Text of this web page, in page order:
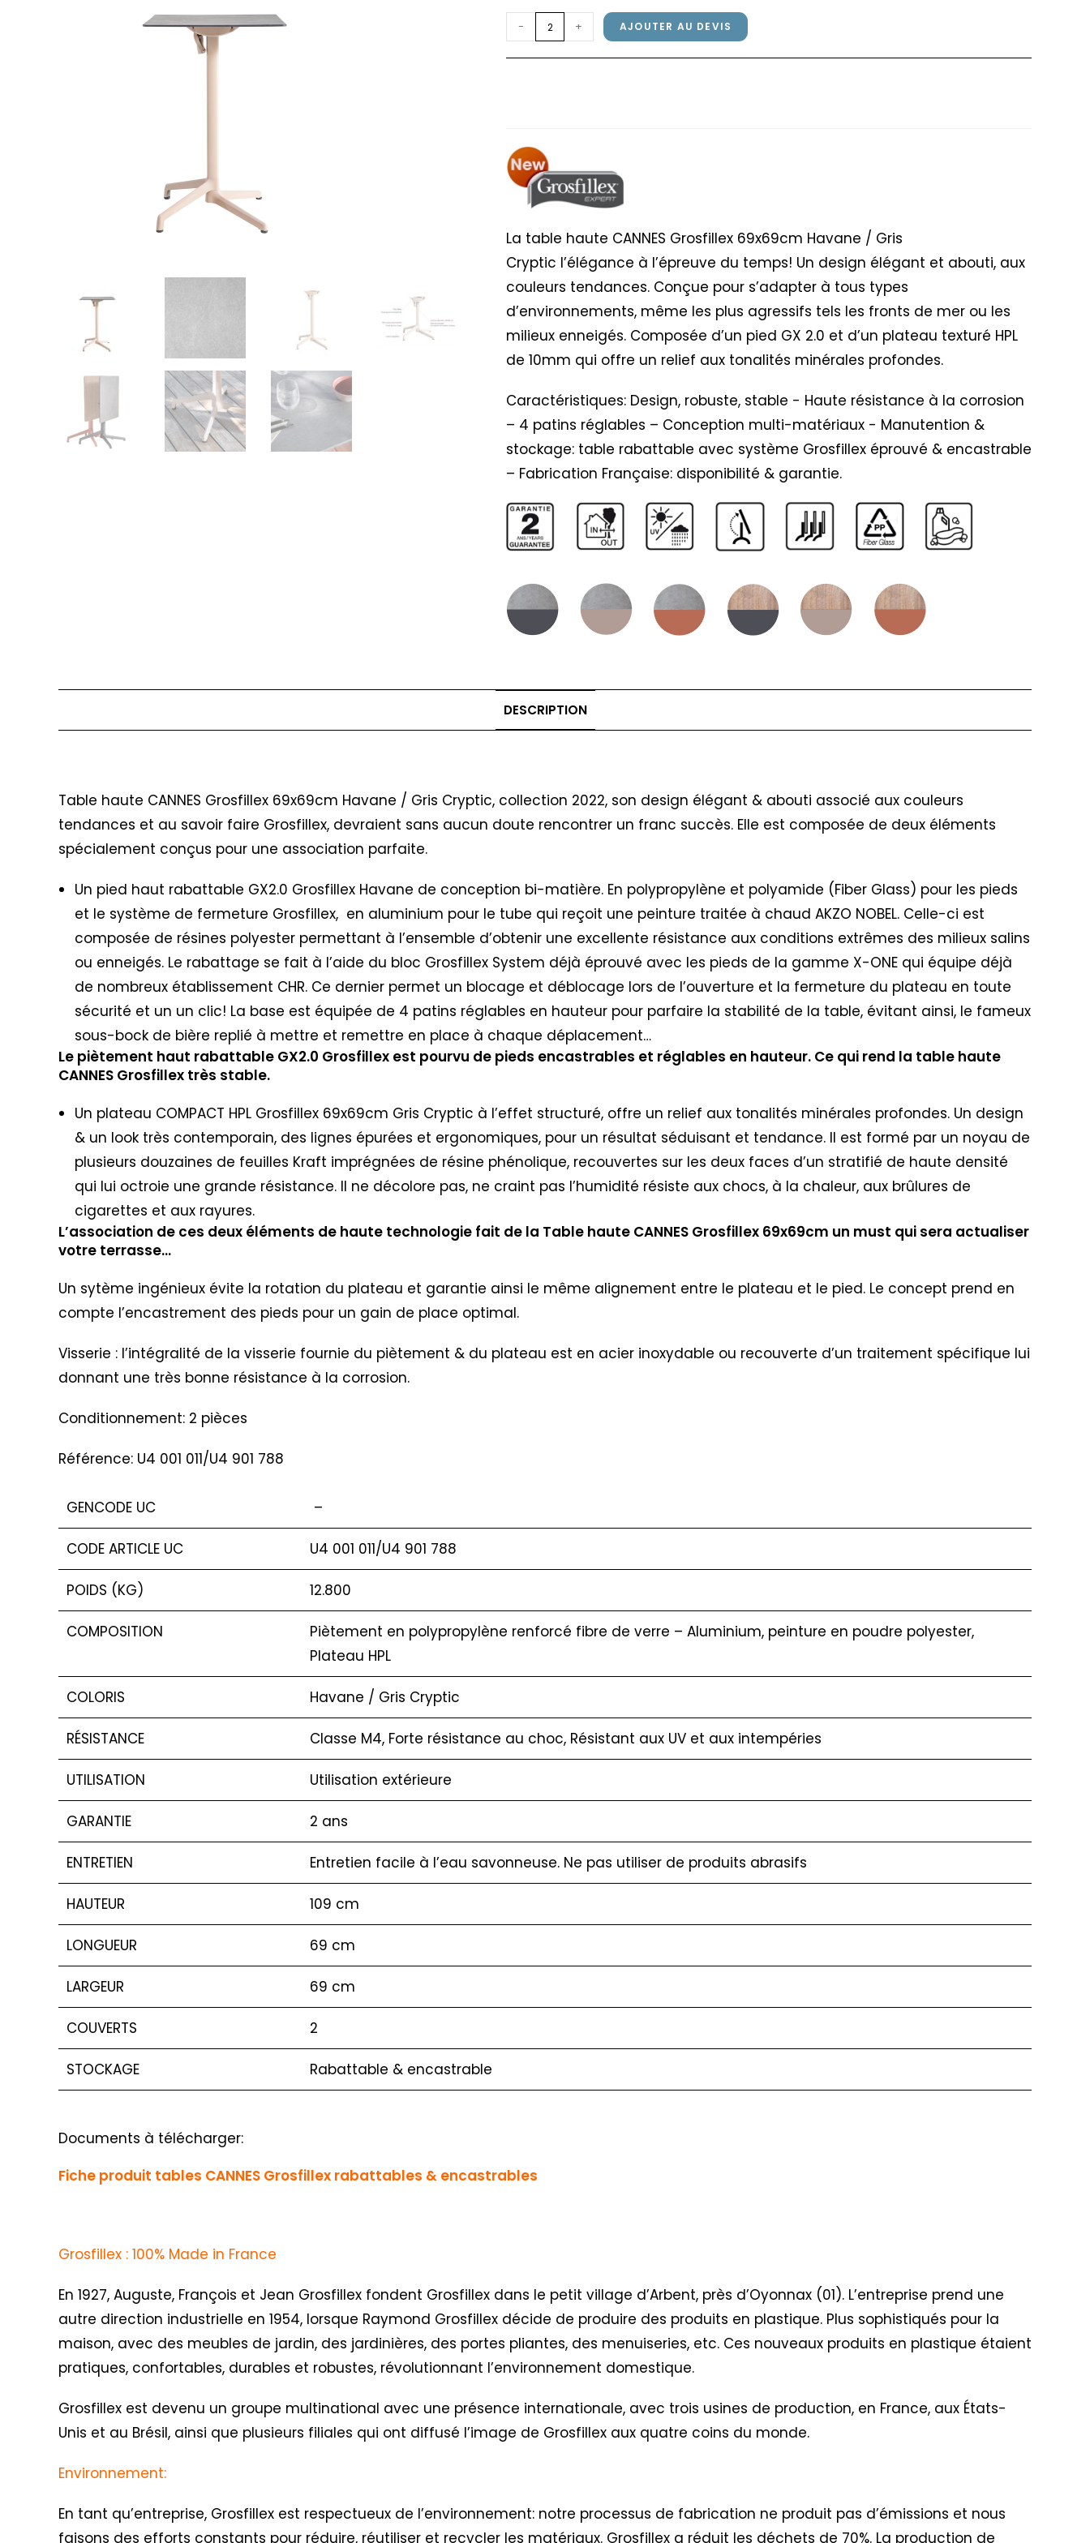
quantité
de
Table
69x69cm
Havane
/
- + AJOUTER AU DEVIS
La table haute CANNES Grosfillex 69x69cm Havane / Gris
Cryptic l’élégance à l’épreuve du temps! Un design élégant et abouti, aux
couleurs tendances. Conçue pour s’adapter à tous types
d’environnements, même les plus agressifs tels les fronts de mer ou les
milieux enneigés. Composée d’un pied GX 2.0 et d’un plateau texturé HPL
de 10mm qui offre un relief aux tonalités minérales profondes.
Caractéristiques: Design, robuste, stable - Haute résistance à la corrosion
– 4 patins réglables – Conception multi-matériaux - Manutention &
stockage: table rabattable avec système Grosfillex éprouvé & encastrable
– Fabrication Française: disponibilité & garantie.
DESCRIPTION
Table haute CANNES Grosfillex 69x69cm Havane / Gris Cryptic, collection 2022, son design élégant & abouti associé aux couleurs
tendances et au savoir faire Grosfillex, devraient sans aucun doute rencontrer un franc succès. Elle est composée de deux éléments
spécialement conçus pour une association parfaite.
Un pied haut rabattable GX2.0 Grosfillex Havane de conception bi-matière. En polypropylène et polyamide (Fiber Glass) pour les pieds
et le système de fermeture Grosfillex, en aluminium pour le tube qui reçoit une peinture traitée à chaud AKZO NOBEL. Celle-ci est
composée de résines polyester permettant à l’ensemble d’obtenir une excellente résistance aux conditions extrêmes des milieux salins
ou enneigés. Le rabattage se fait à l’aide du bloc Grosfillex System déjà éprouvé avec les pieds de la gamme X-ONE qui équipe déjà
de nombreux établissement CHR. Ce dernier permet un blocage et déblocage lors de l’ouverture et la fermeture du plateau en toute
sécurité et un un clic! La base est équipée de 4 patins réglables en hauteur pour parfaire la stabilité de la table, évitant ainsi, le fameux
sous-bock de bière replié à mettre et remettre en place à chaque déplacement…
Le piètement haut rabattable GX2.0 Grosfillex est pourvu de pieds encastrables et réglables en hauteur. Ce qui rend la table haute
CANNES Grosfillex très stable.
Un plateau COMPACT HPL Grosfillex 69x69cm Gris Cryptic à l’effet structuré, offre un relief aux tonalités minérales profondes. Un design
& un look très contemporain, des lignes épurées et ergonomiques, pour un résultat séduisant et tendance. Il est formé par un noyau de
plusieurs douzaines de feuilles Kraft imprégnées de résine phénolique, recouvertes sur les deux faces d’un stratifié de haute densité
qui lui octroie une grande résistance. Il ne décolore pas, ne craint pas l’humidité résiste aux chocs, à la chaleur, aux brûlures de
cigarettes et aux rayures.
L’association de ces deux éléments de haute technologie fait de la Table haute CANNES Grosfillex 69x69cm un must qui sera actualiser
votre terrasse…
Un sytème ingénieux évite la rotation du plateau et garantie ainsi le même alignement entre le plateau et le pied. Le concept prend en
compte l’encastrement des pieds pour un gain de place optimal.
Visserie : l’intégralité de la visserie fournie du piètement & du plateau est en acier inoxydable ou recouverte d’un traitement spécifique lui
donnant une très bonne résistance à la corrosion.
Conditionnement: 2 pièces
Référence: U4 001 011/U4 901 788
GENCODE UC –
CODE ARTICLE UC U4 001 011/U4 901 788
POIDS (KG) 12.800
COMPOSITION
Piètement en polypropylène renforcé fibre de verre – Aluminium, peinture en poudre polyester,
Plateau HPL
COLORIS Havane / Gris Cryptic
RÉSISTANCE Classe M4, Forte résistance au choc, Résistant aux UV et aux intempéries
UTILISATION Utilisation extérieure
GARANTIE 2 ans
ENTRETIEN Entretien facile à l’eau savonneuse. Ne pas utiliser de produits abrasifs
HAUTEUR 109 cm
LONGUEUR 69 cm
LARGEUR 69 cm
COUVERTS 2
STOCKAGE Rabattable & encastrable
Documents à télécharger:
Fiche produit tables CANNES Grosfillex rabattables & encastrables
Grosfillex : 100% Made in France
En 1927, Auguste, François et Jean Grosfillex fondent Grosfillex dans le petit village d’Arbent, près d’Oyonnax (01). L’entreprise prend une
autre direction industrielle en 1954, lorsque Raymond Grosfillex décide de produire des produits en plastique. Plus sophistiqués pour la
maison, avec des meubles de jardin, des jardinières, des portes pliantes, des menuiseries, etc. Ces nouveaux produits en plastique étaient
pratiques, confortables, durables et robustes, révolutionnant l’environnement domestique.
Grosfillex est devenu un groupe multinational avec une présence internationale, avec trois usines de production, en France, aux États-
Unis et au Brésil, ainsi que plusieurs filiales qui ont diffusé l’image de Grosfillex aux quatre coins du monde.
Environnement:
En tant qu’entreprise, Grosfillex est respectueux de l’environnement: notre processus de fabrication ne produit pas d’émissions et nous
faisons des efforts constants pour réduire, réutiliser et recycler les matériaux. Grosfillex a réduit les déchets de 70%. La production de